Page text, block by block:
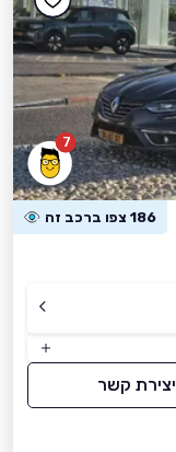
7
186 צפו ברכב זה
יצירת קשר